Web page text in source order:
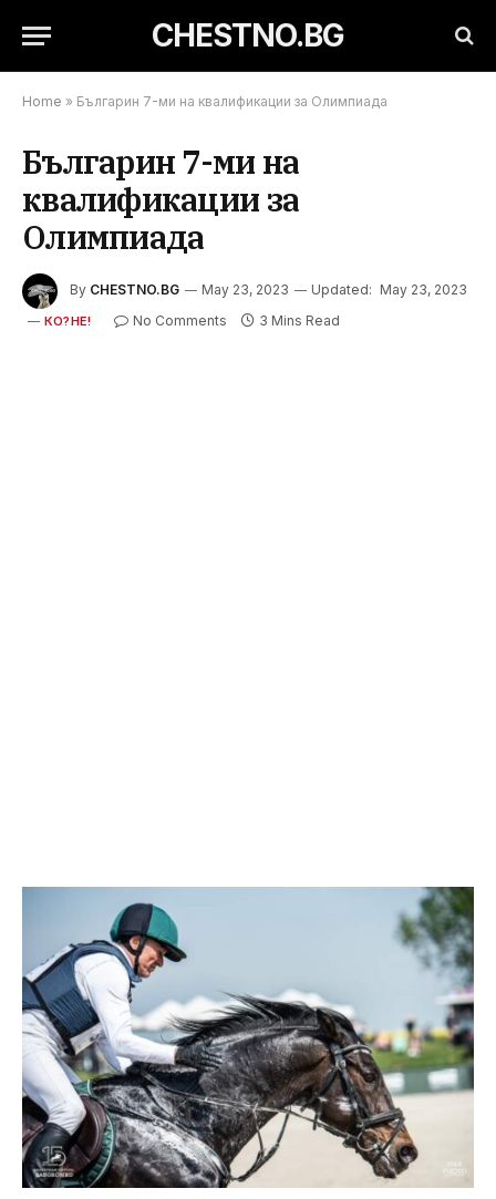
CHESTNO.BG
Home » Българин 7-ми на квалификации за Олимпиада
Българин 7-ми на
квалификации за
Олимпиада
By CHESTNO.BG May 23, 2023 Updated: May 23, 2023
КО?НЕ! No Comments 3 Mins Read